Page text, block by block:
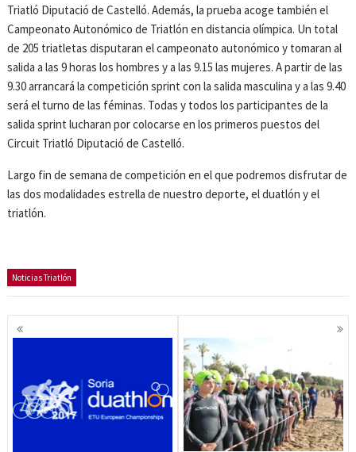
Triatló Diputació de Castelló. Además, la prueba acoge también el
Campeonato Autonómico de Triatlón en distancia olímpica. Un total
de 205 triatletas disputaran el campeonato autonómico y tomaran al
salida a las 9 horas los hombres y a las 9.15 las mujeres. A partir de las
9.30 arrancará la competición sprint con la salida masculina y a las 9.40
será el turno de las féminas. Todas y todos los participantes de la
salida sprint lucharan por colocarse en los primeros puestos del
Circuit Triatló Diputació de Castelló.
Largo fin de semana de competición en el que podremos disfrutar de
las dos modalidades estrella de nuestro deporte, el duatlón y el
triatlón.
Noticias Triatlón
Navegación
de